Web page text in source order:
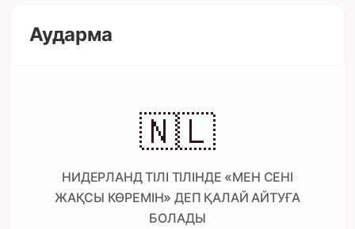
Аударма
🇳🇱
НИДЕРЛАНД ТІЛІ ТІЛІНДЕ «МЕН СЕНІ
ЖАҚСЫ КӨРЕМІН» ДЕП ҚАЛАЙ АЙТУҒА
БОЛАДЫ